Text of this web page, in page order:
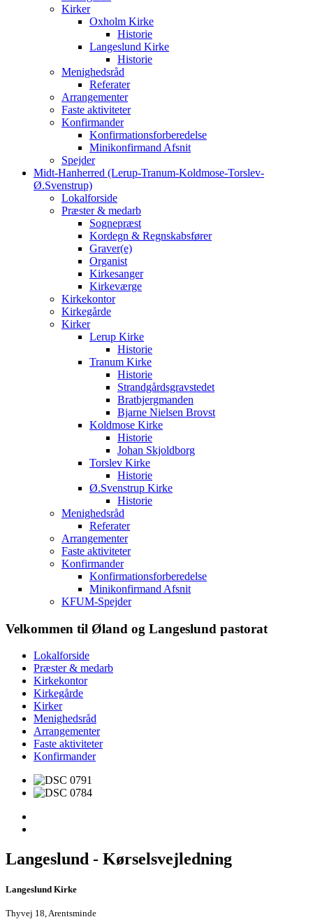
Kirker
Oxholm Kirke
Historie
Langeslund Kirke
Historie
Menighedsråd
Referater
Arrangementer
Faste aktiviteter
Konfirmander
Konfirmationsforberedelse
Minikonfirmand Afsnit
Spejder
Midt-Hanherred (Lerup-Tranum-Koldmose-Torslev-
Ø.Svenstrup)
Lokalforside
Præster & medarb
Sognepræst
Kordegn & Regnskabsfører
Graver(e)
Organist
Kirkesanger
Kirkeværge
Kirkekontor
Kirkegårde
Kirker
Lerup Kirke
Historie
Tranum Kirke
Historie
Strandgårdsgravstedet
Bratbjergmanden
Bjarne Nielsen Brovst
Koldmose Kirke
Historie
Johan Skjoldborg
Torslev Kirke
Historie
Ø.Svenstrup Kirke
Historie
Menighedsråd
Referater
Arrangementer
Faste aktiviteter
Konfirmander
Konfirmationsforberedelse
Minikonfirmand Afsnit
KFUM-Spejder
Velkommen til Øland og Langeslund pastorat
Lokalforside
Præster & medarb
Kirkekontor
Kirkegårde
Kirker
Menighedsråd
Arrangementer
Faste aktiviteter
Konfirmander
Langeslund - Kørselsvejledning
Langeslund Kirke
Thyvej 18, Arentsminde